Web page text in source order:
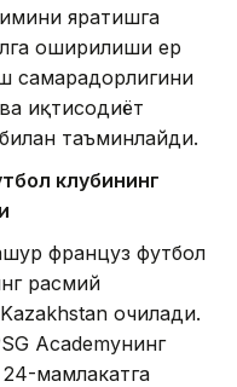
яратишга
оширилиши ер
самарадорлигини
иқтисодиёт
таъминлайди.
клубининг
француз футбол
расмий
очилади.
Academyнинг
мамлакатга